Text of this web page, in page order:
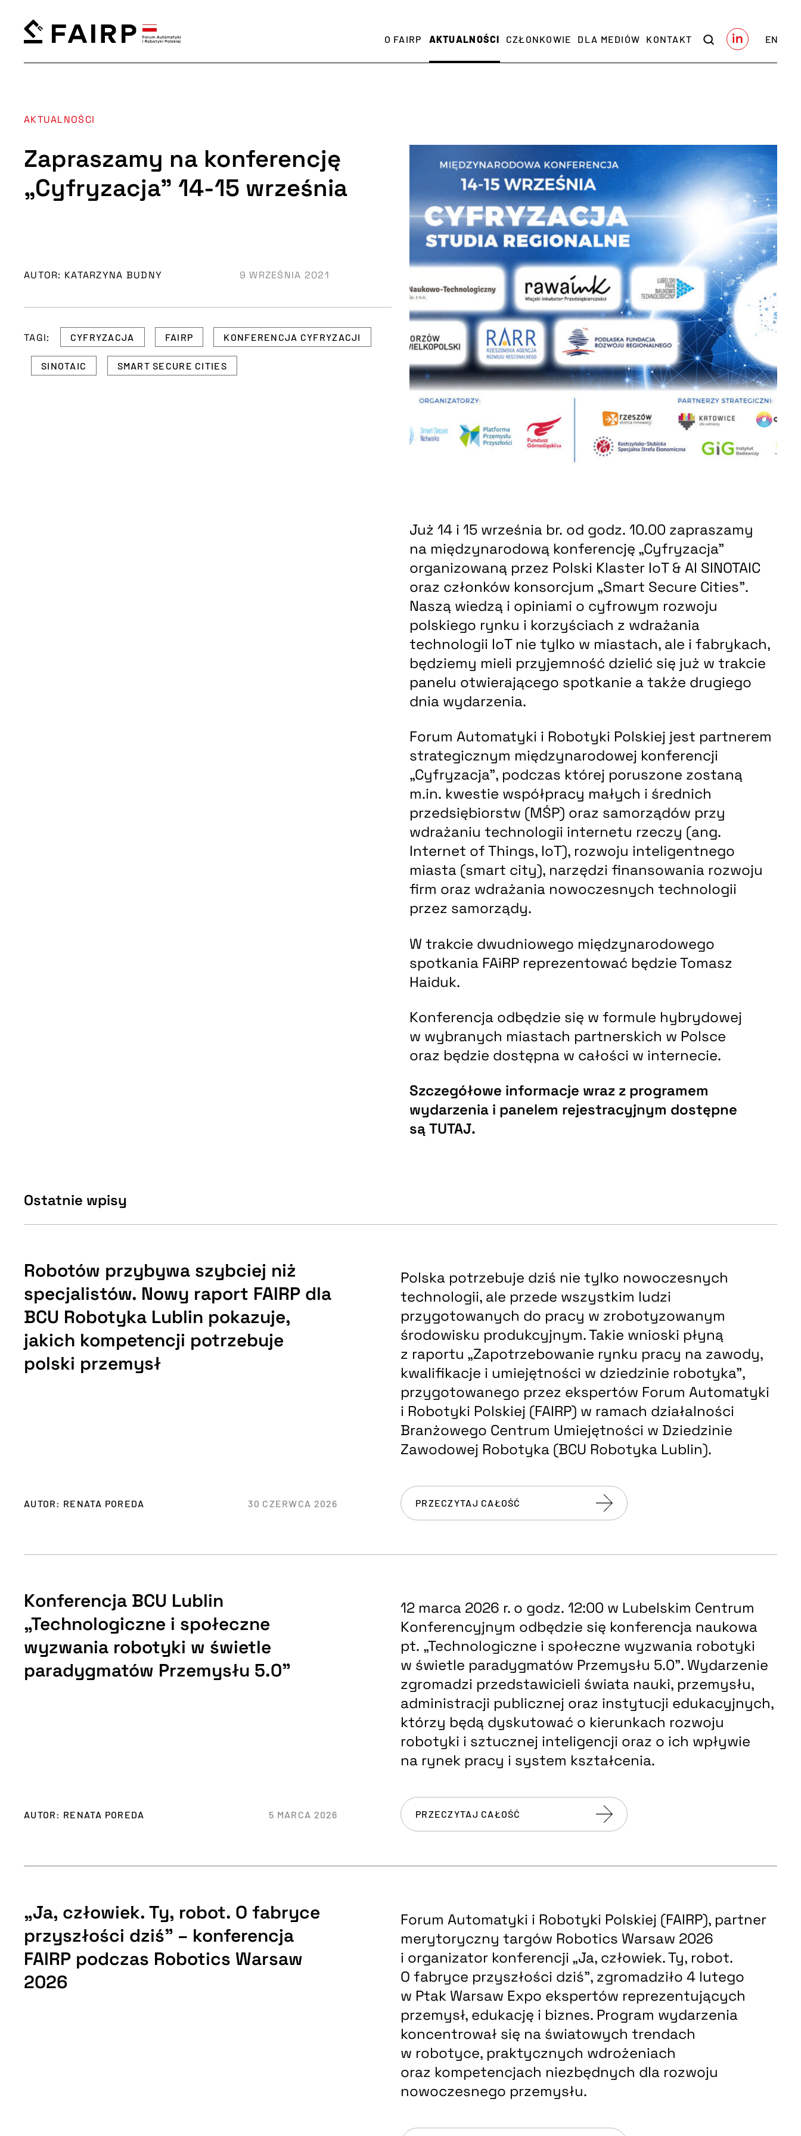
O FAIRP AKTUALNOŚCI CZŁONKOWIE DLA MEDIÓW KONTAKT EN
AKTUALNOŚCI
Zapraszamy na konferencję
„Cyfryzacja” 14-15 września
AUTOR: KATARZYNA BUDNY 9 WRZEŚNIA 2021
TAGI: CYFRYZACJA FAIRP KONFERENCJA CYFRYZACJI
SINOTAIC SMART SECURE CITIES
Już 14 i 15 września br. od godz. 10.00 zapraszamy
na międzynarodową konferencję „Cyfryzacja”
organizowaną przez Polski Klaster IoT & AI SINOTAIC
oraz członków konsorcjum „Smart Secure Cities”.
Naszą wiedzą i opiniami o cyfrowym rozwoju
polskiego rynku i korzyściach z wdrażania
technologii IoT nie tylko w miastach, ale i fabrykach,
będziemy mieli przyjemność dzielić się już w trakcie
panelu otwierającego spotkanie a także drugiego
dnia wydarzenia.
Forum Automatyki i Robotyki Polskiej jest partnerem
strategicznym międzynarodowej konferencji
„Cyfryzacja”, podczas której poruszone zostaną
m.in. kwestie współpracy małych i średnich
przedsiębiorstw (MŚP) oraz samorządów przy
wdrażaniu technologii internetu rzeczy (ang.
Internet of Things, IoT), rozwoju inteligentnego
miasta (smart city), narzędzi finansowania rozwoju
firm oraz wdrażania nowoczesnych technologii
przez samorządy.
W trakcie dwudniowego międzynarodowego
spotkania FAiRP reprezentować będzie Tomasz
Haiduk.
Konferencja odbędzie się w formule hybrydowej
w wybranych miastach partnerskich w Polsce
oraz będzie dostępna w całości w internecie.
Szczegółowe informacje wraz z programem
wydarzenia i panelem rejestracyjnym dostępne
sąTUTAJ.
Ostatnie wpisy
Robotów przybywa szybciej niż
specjalistów. Nowy raport FAIRP dla
BCU Robotyka Lublin pokazuje,
jakich kompetencji potrzebuje
polski przemysł
AUTOR: RENATA POREDA 30 CZERWCA 2026
Polska potrzebuje dziś nie tylko nowoczesnych
technologii, ale przede wszystkim ludzi
przygotowanych do pracy w zrobotyzowanym
środowisku produkcyjnym. Takie wnioski płyną
z raportu „Zapotrzebowanie rynku pracy na zawody,
kwalifikacje i umiejętności w dziedzinie robotyka”,
przygotowanego przez ekspertów Forum Automatyki
i Robotyki Polskiej (FAIRP) w ramach działalności
Branżowego Centrum Umiejętności w Dziedzinie
Zawodowej Robotyka (BCU Robotyka Lublin).
PRZECZYTAJ CAŁOŚĆ
Konferencja BCU Lublin
„Technologiczne i społeczne
wyzwania robotyki w świetle
paradygmatów Przemysłu 5.0”
AUTOR: RENATA POREDA 5 MARCA 2026
12 marca 2026 r. o godz. 12:00 w Lubelskim Centrum
Konferencyjnym odbędzie się konferencja naukowa
pt. „Technologiczne i społeczne wyzwania robotyki
w świetle paradygmatów Przemysłu 5.0”. Wydarzenie
zgromadzi przedstawicieli świata nauki, przemysłu,
administracji publicznej oraz instytucji edukacyjnych,
którzy będą dyskutować o kierunkach rozwoju
robotyki i sztucznej inteligencji oraz o ich wpływie
na rynek pracy i system kształcenia.
PRZECZYTAJ CAŁOŚĆ
„Ja, człowiek. Ty, robot. O fabryce
przyszłości dziś” – konferencja
FAIRP podczas Robotics Warsaw
2026
Forum Automatyki i Robotyki Polskiej (FAIRP), partner
merytoryczny targów Robotics Warsaw 2026
i organizator konferencji „Ja, człowiek. Ty, robot.
O fabryce przyszłości dziś”, zgromadziło 4 lutego
w Ptak Warsaw Expo ekspertów reprezentujących
przemysł, edukację i biznes. Program wydarzenia
koncentrował się na światowych trendach
w robotyce, praktycznych wdrożeniach
oraz kompetencjach niezbędnych dla rozwoju
nowoczesnego przemysłu.